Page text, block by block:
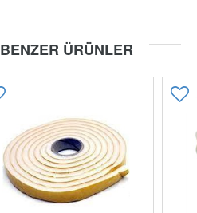
BENZER ÜRÜNLER